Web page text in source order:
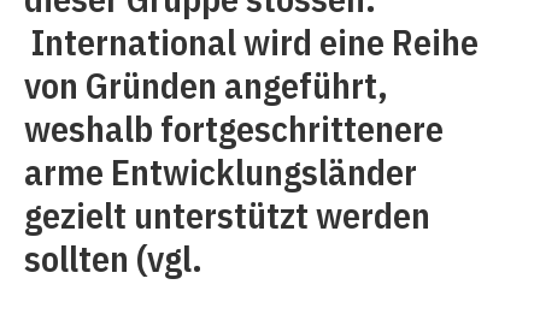
International wird eine Reihe
von Gründen angeführt,
weshalb fortgeschrittenere
arme Entwicklungsländer
gezielt unterstützt werden
sollten (vgl.